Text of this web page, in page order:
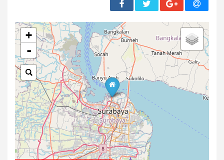
+
-